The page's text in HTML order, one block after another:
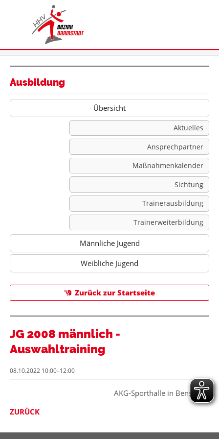
Ausbildung
Übersicht
Aktuelles
Ansprechpartner
Maßnahmenkalender
Sichtung
Trainerausbildung
Trainerweiterbildung
Männliche Jugend
Weibliche Jugend
Zurück zur Startseite
JG 2008 männlich -
Auswahltraining
08.10.2022 10:00–12:00
AKG-Sporthalle in Bensheim
ZURÜCK